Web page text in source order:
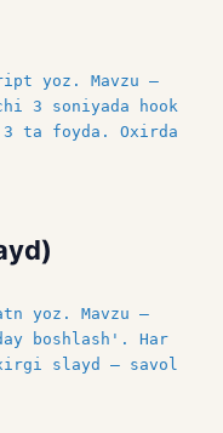
yoz. Mavzu —
3 soniyada hook
ta foyda. Oxirda
yoz. Mavzu —
boshlash'. Har
slayd — savol